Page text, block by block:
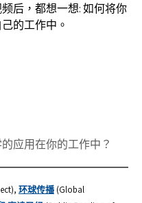
后，都想一想: 如何将你
的工作中。
应用在你的工作中？
环球传播 (Global